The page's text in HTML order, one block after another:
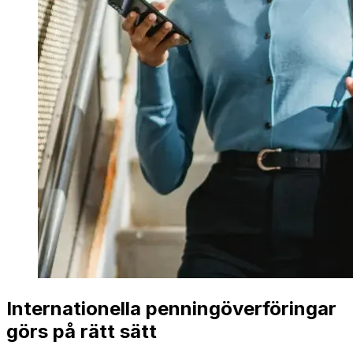
Internationella penningöverföringar
görs på rätt sätt